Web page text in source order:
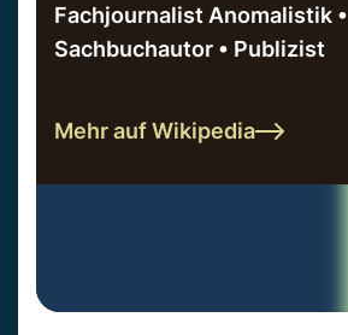
Fachjournalist Anomalistik •
Sachbuchautor • Publizist
Mehr auf Wikipedia